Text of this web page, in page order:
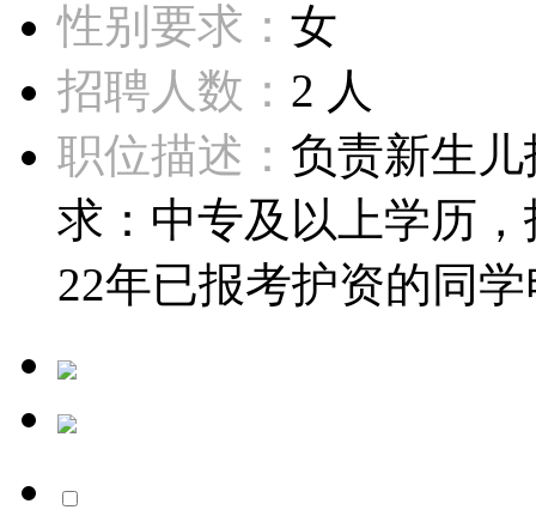
性别要求： 女
招聘人数： 2 人
职位描述： 负责新生
求：中专及以上学历
22年已报考护资的同学